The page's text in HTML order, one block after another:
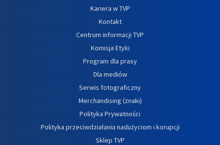
Kariera w TVP
Kontakt
Centrum informacji TVP
Komisja Etyki
Program dla prasy
Dla mediów
Serwis fotograficzny
Merchandising (znaki)
Polityka Prywatności
Polityka przeciwdziałania nadużyciom i korupcji
Sklep TVP